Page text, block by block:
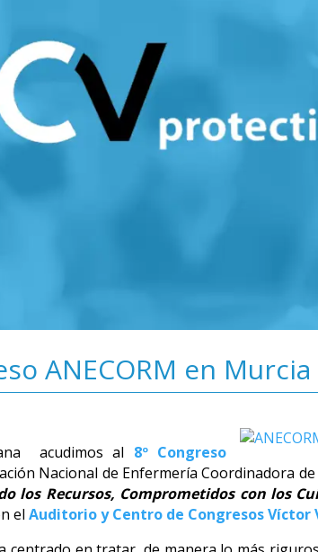
ANECORM en Murcia
acudimos al 8º Congreso
Nacional de Enfermería Coordinadora
los Recursos, Comprometidos con los
elAuditorio y Centro de Congresos Víctor